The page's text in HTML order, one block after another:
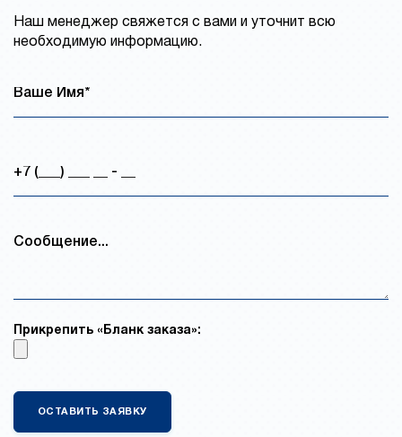
Наш менеджер свяжется с вами и уточнит всю
необходимую информацию.
Прикрепить «Бланк заказа»: